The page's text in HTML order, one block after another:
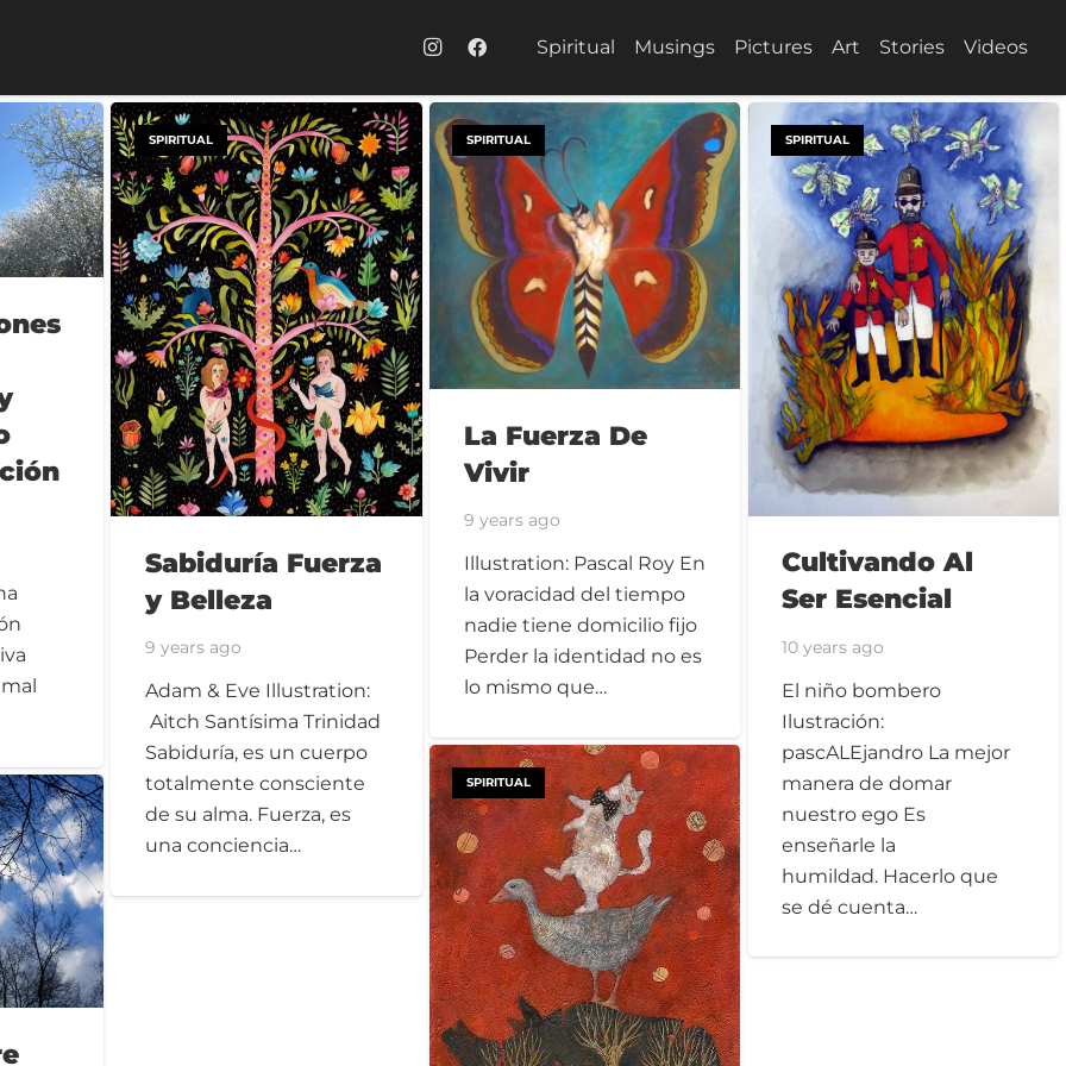
Spiritual Musings Pictures Art Stories Videos
SPIRITUAL
Sabiduría Fuerza
y Belleza
9 years ago
Adam & Eve Illustration:
Aitch Santísima Trinidad
Sabiduría, es un cuerpo
totalmente consciente
de su alma. Fuerza, es
una conciencia…
SPIRITUAL
La Fuerza De
Vivir
9 years ago
Illustration: Pascal Roy En
la voracidad del tiempo
nadie tiene domicilio fijo
Perder la identidad no es
lo mismo que…
SPIRITUAL
Cultivando Al
Ser Esencial
10 years ago
El niño bombero
Ilustración:
pascALEjandro La mejor
manera de domar
nuestro ego Es
enseñarle la
humildad. Hacerlo que
se dé cuenta…
SPIRITUAL